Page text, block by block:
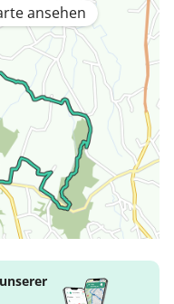
ansehen